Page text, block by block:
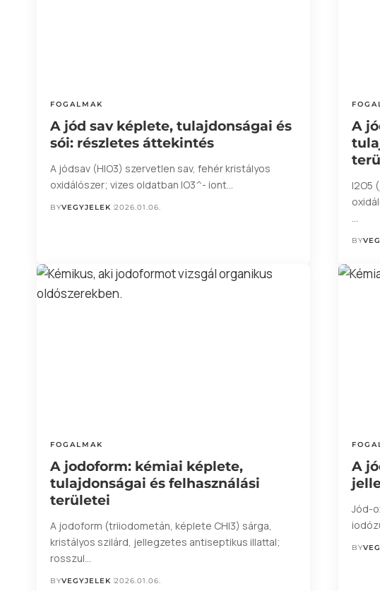
FOGALMAK
A jód sav képlete, tulajdonságai és
sói: részletes áttekintés
A jódsav (HIO3) szervetlen sav, fehér kristályos
oxidálószer; vizes oldatban IO3^- iont…
BYVEGYJELEK 2026.01.06.
A
I2O5
…
BY
FOGALMAK
A jodoform: kémiai képlete,
tulajdonságai és felhasználási
területei
A jodoform (triiodometán, képlete CHI3) sárga,
kristályos szilárd, jellegzetes antiseptikus illattal;
rosszul…
BYVEGYJELEK 2026.01.06.
A
Jód-
BY